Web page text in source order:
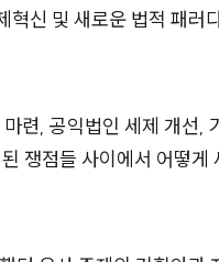
신 및 새로운 법적 패러
련, 공익법인 세제 개선,
쟁점들 사이에서 어떻게